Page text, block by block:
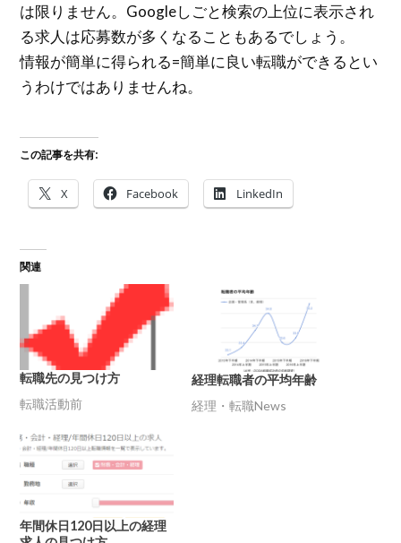
は限りません。Googleしごと検索の上位に表示され
る求人は応募数が多くなることもあるでしょう。
情報が簡単に得られる=簡単に良い転職ができるとい
うわけではありませんね。
この記事を共有:
X Facebook LinkedIn
関連
転職先の見つけ方
転職活動前
経理転職者の平均年齢
経理・転職News
年間休日120日以上の経理